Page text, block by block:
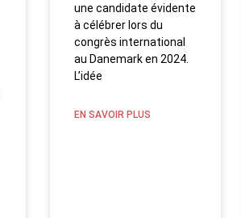
une candidate évidente
à célébrer lors du
congrès international
au Danemark en 2024.
L’idée
EN SAVOIR PLUS